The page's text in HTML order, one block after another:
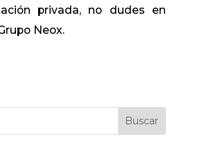
privada, no dudes en
Neox.
Buscar